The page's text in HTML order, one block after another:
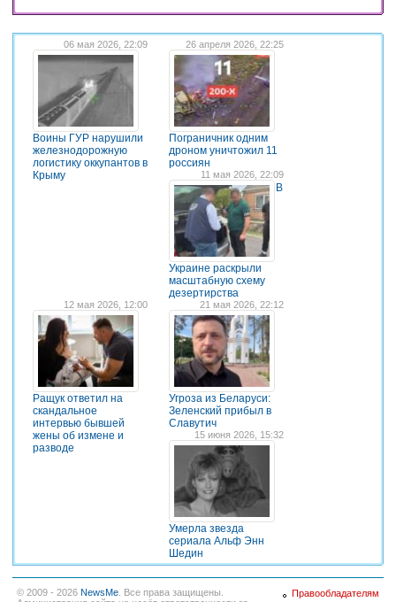
06 мая 2026, 22:09
Воины ГУР нарушили
железнодорожную
логистику оккупантов в
Крыму
26 апреля 2026, 22:25
Пограничник одним
дроном уничтожил 11
россиян
11 мая 2026, 22:09
В
Украине раскрыли
масштабную схему
дезертирства
12 мая 2026, 12:00
Ращук ответил на
скандальное
интервью бывшей
жены об измене и
разводе
21 мая 2026, 22:12
Угроза из Беларуси:
Зеленский прибыл в
Славутич
15 июня 2026, 15:32
Умерла звезда
сериала Альф Энн
Шедин
© 2009 - 2026 NewsMe . Все права защищены.
Правообладателям